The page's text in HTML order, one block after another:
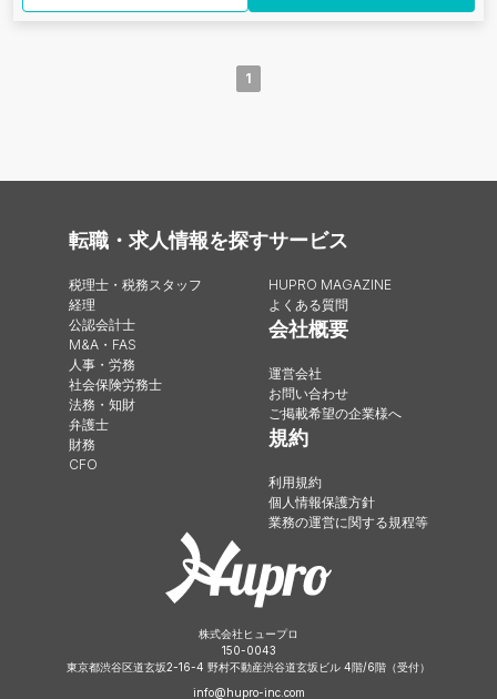
1
転職・求人情報を探す
税理士・税務スタッフ
経理
公認会計士
M&A・FAS
人事・労務
社会保険労務士
法務・知財
弁護士
財務
CFO
サービス
HUPRO MAGAZINE
よくある質問
会社概要
運営会社
お問い合わせ
ご掲載希望の企業様へ
規約
利用規約
個人情報保護方針
業務の運営に関する規程等
株式会社ヒュープロ
150-0043
東京都渋谷区道玄坂2-16-4 野村不動産渋谷道玄坂ビル 4階/6階（受付）
info@hupro-inc.com